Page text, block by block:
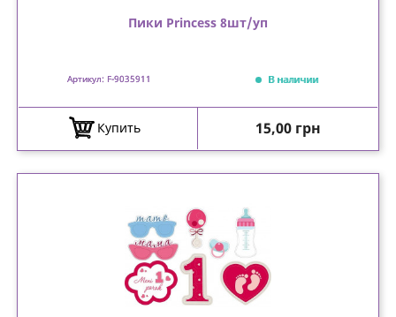
Пики Princess 8шт/уп
Артикул: F-9035911 В наличии
Купить Цена
15,00 грн